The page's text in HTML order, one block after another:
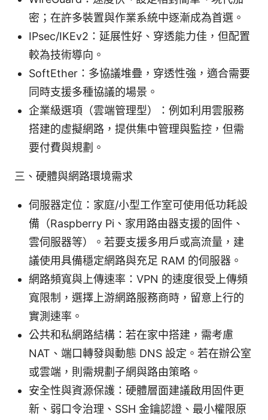
密；在許多裝置與作業系統中逐漸成為首選。
IPsec/IKEv2：延展性好、穿透能力佳，但配置
較為技術導向。
SoftEther：多協議堆疊，穿透性強，適合需要
同時支援多種協議的場景。
企業級選項（雲端管理型）：例如利用雲服務
搭建的虛擬網路，提供集中管理與監控，但需
要付費與規劃。
三、硬體與網路環境需求
伺服器定位：家庭/小型工作室可使用低功耗設
備（Raspberry Pi、家用路由器支援的固件、
雲伺服器等）。若要支援多用戶或高流量，建
議使用具備穩定網路與充足 RAM 的伺服器。
網路頻寬與上傳速率：VPN 的速度很受上傳頻
寬限制，選擇上游網路服務商時，留意上行的
實測速率。
公共和私網路結構：若在家中搭建，需考慮
NAT、端口轉發與動態 DNS 設定。若在辦公室
或雲端，則需規劃子網與路由策略。
安全性與資源保護：硬體層面建議啟用固件更
新、弱口令治理、SSH 金鑰認證、最小權限原